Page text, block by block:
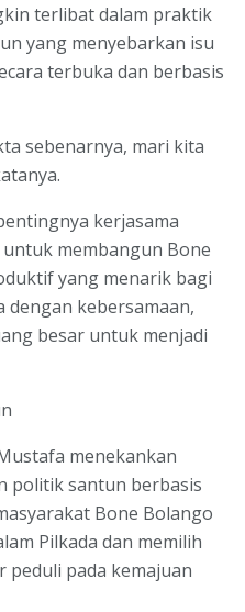
terlibat dalam praktik
yang menyebarkan isu
terbuka dan berbasis
sebenarnya, mari kita
kerjasama
membangun Bone
yang menarik bagi
dengan kebersamaan,
besar untuk menjadi
menekankan
politik santun berbasis
Bone Bolango
Pilkada dan memilih
peduli pada kemajuan